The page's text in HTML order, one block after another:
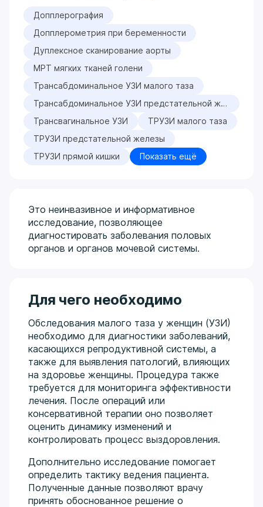
Допплерография
Допплерометрия при беременности
Дуплексное сканирование аорты
МРТ мягких тканей голени
Трансабдоминальное УЗИ малого таза
Трансабдоминальное УЗИ предстательной железы
Трансвагинальное УЗИ
ТРУЗИ малого таза
ТРУЗИ предстательной железы
ТРУЗИ прямой кишки
Показать ещё
Это неинвазивное и информативное
исследование, позволяющее
диагностировать заболевания половых
органов и органов мочевой системы.
Для чего необходимо
Обследования малого таза у женщин (УЗИ)
необходимо для диагностики заболеваний,
касающихся репродуктивной системы, а
также для выявления патологий, влияющих
на здоровье женщины. Процедура также
требуется для мониторинга эффективности
лечения. После операций или
консервативной терапии оно позволяет
оценить динамику изменений и
контролировать процесс выздоровления.
Дополнительно исследование помогает
определить тактику ведения пациента.
Полученные данные позволяют врачу
принять обоснованное решение о